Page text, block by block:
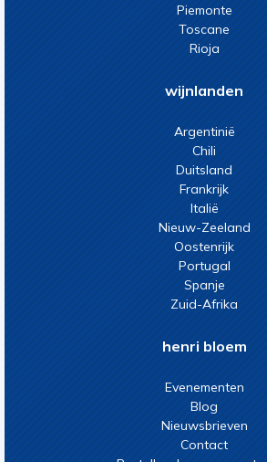
Piemonte
Toscane
Rioja
wijnlanden
Argentinië
Chili
Duitsland
Frankrijk
Italië
Nieuw-Zeeland
Oostenrijk
Portugal
Spanje
Zuid-Afrika
henri bloem
Evenementen
Blog
Nieuwsbrieven
Contact